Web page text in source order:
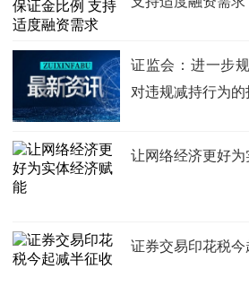
证监会：进一步
对违规减持行为
让网络经济更好
证券交易印花税今